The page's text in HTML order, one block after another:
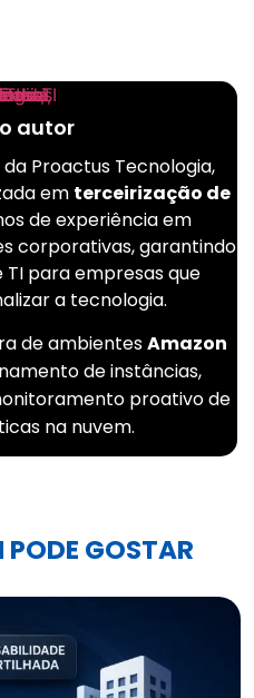
autor
Proactus Tecnologia,
em terceirização de
de experiência em
corporativas, garantindo
para empresas que
a tecnologia.
de ambientesAmazon
de instâncias,
proativo de
na nuvem.
GOSTAR